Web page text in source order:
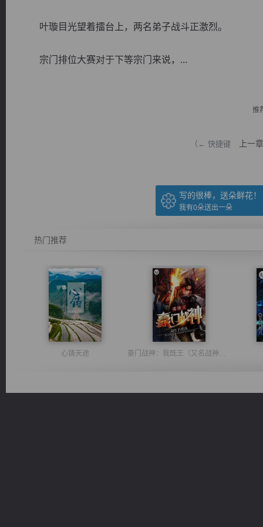
叶璇目光望着擂台上，两名弟子战斗正激烈。
宗门排位大赛对于下等宗门来说，...
推
（← 快捷键 上一章
写的很棒，送朵鲜花！
我有0朵送出一朵
热门推荐
心铸天途 豪门战神：我既王（又名战神归来不败神婿修罗战神）